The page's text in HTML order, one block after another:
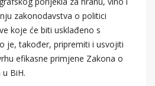
zakonodavstva o politici
koje će biti usklađeno s
je, također, pripremiti i usvojiti
efikasne primjene Zakona o
BiH.